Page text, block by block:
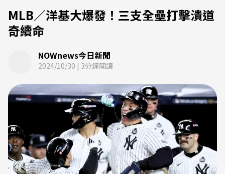
MLB／洋基大爆發！三支全壘打擊潰道
奇續命
NOWnews今日新聞
2024/10/30 | 3分鐘閱讀